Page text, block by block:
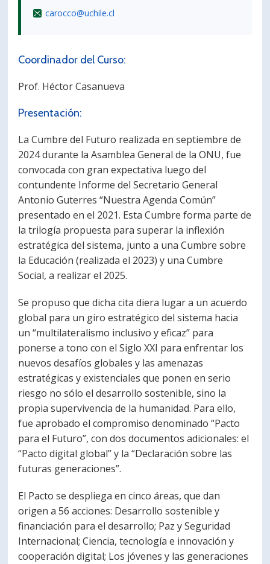
carocco@uchile.cl
Coordinador del Curso:
Prof. Héctor Casanueva
Presentación:
La Cumbre del Futuro realizada en septiembre de
2024 durante la Asamblea General de la ONU, fue
convocada con gran expectativa luego del
contundente Informe del Secretario General
Antonio Guterres “Nuestra Agenda Común”
presentado en el 2021. Esta Cumbre forma parte de
la trilogía propuesta para superar la inflexión
estratégica del sistema, junto a una Cumbre sobre
la Educación (realizada el 2023) y una Cumbre
Social, a realizar el 2025.
Se propuso que dicha cita diera lugar a un acuerdo
global para un giro estratégico del sistema hacia
un “multilateralismo inclusivo y eficaz” para
ponerse a tono con el Siglo XXI para enfrentar los
nuevos desafíos globales y las amenazas
estratégicas y existenciales que ponen en serio
riesgo no sólo el desarrollo sostenible, sino la
propia supervivencia de la humanidad. Para ello,
fue aprobado el compromiso denominado “Pacto
para el Futuro”, con dos documentos adicionales: el
“Pacto digital global” y la “Declaración sobre las
futuras generaciones”.
El Pacto se despliega en cinco áreas, que dan
origen a 56 acciones: Desarrollo sostenible y
financiación para el desarrollo; Paz y Seguridad
Internacional; Ciencia, tecnología e innovación y
cooperación digital; Los jóvenes y las generaciones